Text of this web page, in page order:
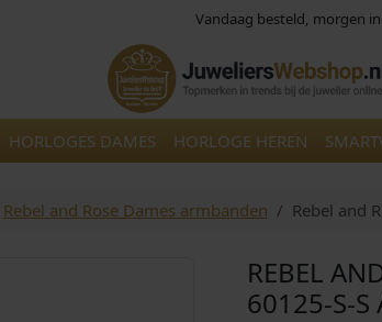
Vandaag besteld, morgen
HORLOGES DAMES HORLOGE HEREN
Rebel and Rose Dames armbanden Rebel and
REBEL
60125-S-S